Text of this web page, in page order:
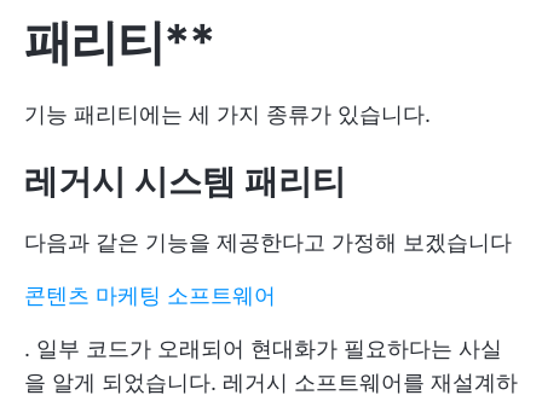
패리티**
기능 패리티에는 세 가지 종류가 있습니다.
레거시 시스템 패리티
다음과 같은 기능을 제공한다고 가정해 보겠습니다
콘텐츠 마케팅 소프트웨어
. 일부 코드가 오래되어 현대화가 필요하다는 사실
을 알게 되었습니다. 레거시 소프트웨어를 재설계하